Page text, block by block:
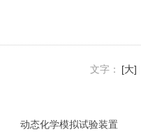
文字： [大]
动态化学模拟试验装置